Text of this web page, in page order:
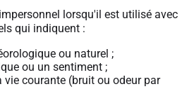
lorsqu'il est utilisé avec
qui indiquent :
ou naturel ;
ou un sentiment ;
vie courante (bruit ou odeur par